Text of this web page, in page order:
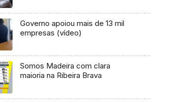
Governo apoiou mais de 13 mil
empresas (vídeo)
Somos Madeira com clara
maioria na Ribeira Brava